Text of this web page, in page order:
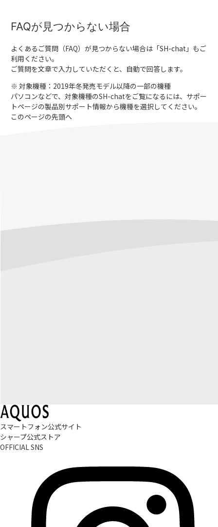
FAQが見つからない場合
よくあるご質問（FAQ）が見つからない場合は「SH-chat 」もご
利用ください。
ご質問を文章で入力していただくと、自動で回答します。
※ 対象機種：2019年冬発売モデル以降の一部の機種
パソコンなどで、対象機種のSH-chatをご覧になるには、サポー
トページの製品別サポート情報から機種を選択してください。
このページの先頭へ
スマートフォン公式サイト
シャープ公式ストア
OFFICIAL SNS